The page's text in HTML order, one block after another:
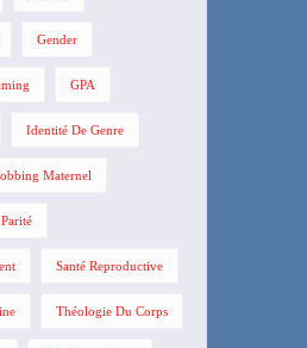
Gender
GPA
Identité De Genre
Maternel
Parité
Santé Reproductive
Théologie Du Corps